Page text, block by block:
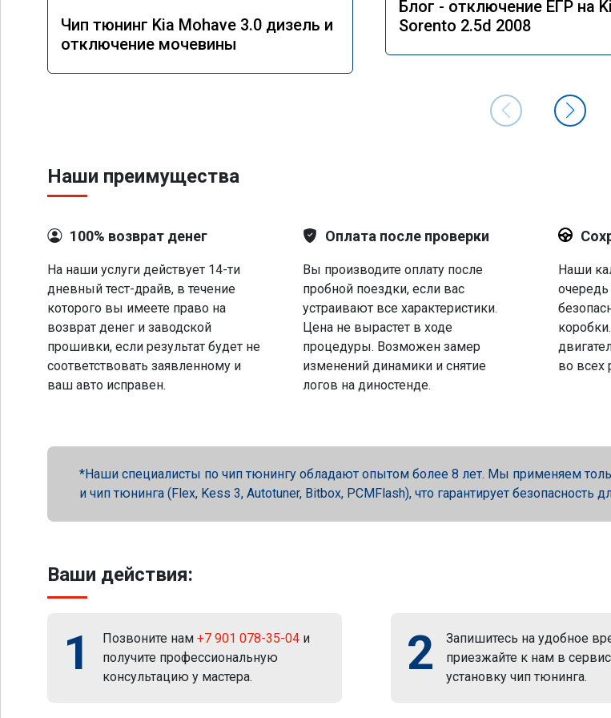
Чип тюнинг Kia Mohave 3.0 дизель и
отключение мочевины
Блог - отключение ЕГР на
Sorento 2.5d 2008
Наши преимущества
100% возврат денег
На наши услуги действует 14-ти
дневный тест-драйв, в течение
которого вы имеете право на
возврат денег и заводской
прошивки, если результат будет не
соответствовать заявленному и
ваш авто исправен.
Оплата после проверки
Вы производите оплату после
пробной поездки, если вас
устраивают все характеристики.
Цена не вырастет в ходе
процедуры. Возможен замер
изменений динамики и снятие
логов на диностенде.
Наши
очередь
во всех
Наши специалисты по чип тюнингу обладают опытом более 8 лет. Мы применяем
и чип тюнинга (Flex, Kess 3, Autotuner, Bitbox, PCMFlash), что гарантирует безопасность
Ваши действия:
1 Позвоните нам +7 901 078-35-04 и
получите профессиональную
консультацию у мастера.
2
Запишитесь на удобное
приезжайте к нам в
установку чип тюнинга.